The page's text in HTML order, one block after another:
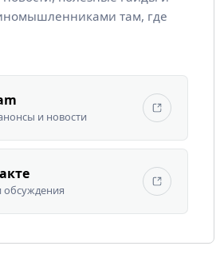
там, где
и новости
обсуждения